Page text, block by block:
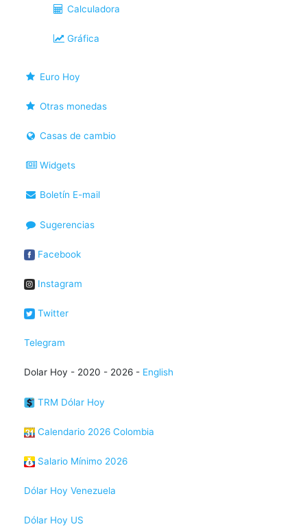
Calculadora
Gráfica
Euro Hoy
Otras monedas
Casas de cambio
Widgets
Boletín E-mail
Sugerencias
Facebook
Instagram
Twitter
Telegram
Dolar Hoy - 2020 - 2026 - English
TRM Dólar Hoy
Calendario 2026 Colombia
Salario Mínimo 2026
Dólar Hoy Venezuela
Dólar Hoy US